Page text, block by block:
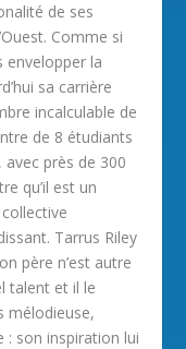
de ses
Comme si
la
sa carrière
incalculable de
de 8 étudiants
avec près de 300
qu’il est un
Tarrus Riley
père n’est autre
talent et il le
mélodieuse,
: son inspiration lui